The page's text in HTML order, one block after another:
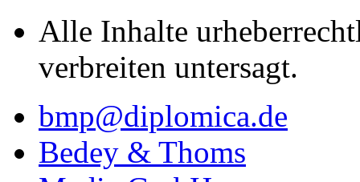
Alle Inhalte
verbreiten untersagt.
bmp@diplomica.de
Bedey & Thoms